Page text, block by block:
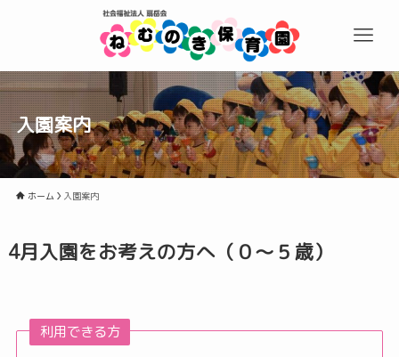
入園案内
ホーム 入園案内
4月入園をお考えの方へ（０〜５歳）
利用できる方